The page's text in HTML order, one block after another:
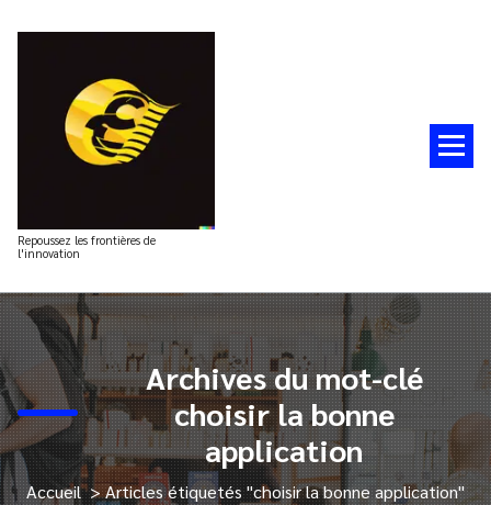
Repoussez les frontières de
l'innovation
Archives du mot-clé
choisir la bonne
application
Accueil>Articles étiquetés "choisir la bonne application"